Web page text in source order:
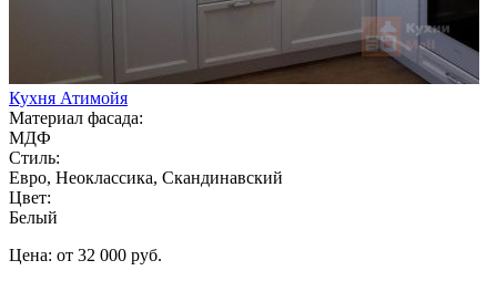
Кухня Атимойя
Материал фасада:
МДФ
Стиль:
Евро, Неоклассика, Скандинавский
Цвет:
Белый
Цена: от 32 000 руб.